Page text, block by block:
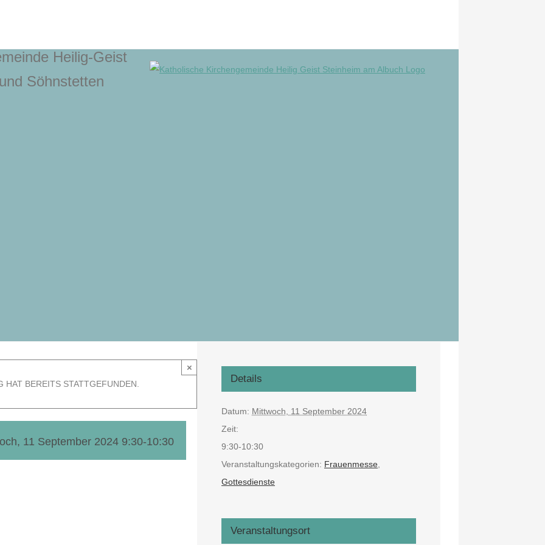
Heilig-Geist
Söhnstetten
HAT BEREITS STATTGEFUNDEN.
×
11 September 2024 9:30-10:30
Details
Datum: Mittwoch, 11 September 2024
Zeit:
9:30-10:30
Veranstaltungskategorien: Frauenmesse
Gottesdienste
Veranstaltungsort